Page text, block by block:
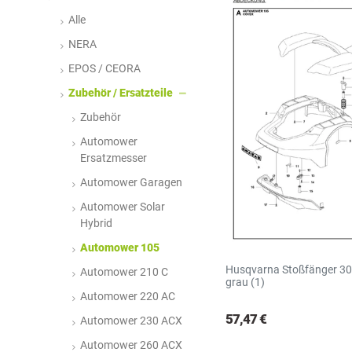
Alle
NERA
EPOS / CEORA
Zubehör / Ersatzteile
Zubehör
Automower
Ersatzmesser
Automower Garagen
Automower Solar
Hybrid
Automower 105
Automower 210 C
Automower 220 AC
Automower 230 ACX
Automower 260 ACX
Husqvarna Stoßfänger
grau (1)
57,47 €